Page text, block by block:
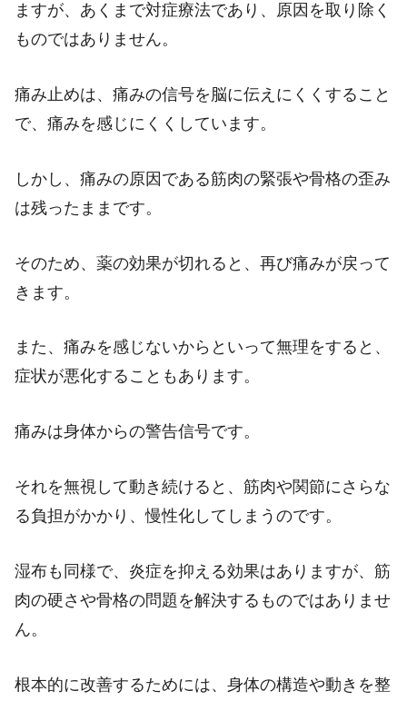
ますが、あくまで対症療法であり、原因を取り除く
ものではありません。
痛み止めは、痛みの信号を脳に伝えにくくすること
で、痛みを感じにくくしています。
しかし、痛みの原因である筋肉の緊張や骨格の歪み
は残ったままです。
そのため、薬の効果が切れると、再び痛みが戻って
きます。
また、痛みを感じないからといって無理をすると、
症状が悪化することもあります。
痛みは身体からの警告信号です。
それを無視して動き続けると、筋肉や関節にさらな
る負担がかかり、慢性化してしまうのです。
湿布も同様で、炎症を抑える効果はありますが、筋
肉の硬さや骨格の問題を解決するものではありませ
ん。
根本的に改善するためには、身体の構造や動きを整